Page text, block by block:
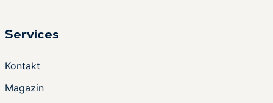
Services
Kontakt
Magazin